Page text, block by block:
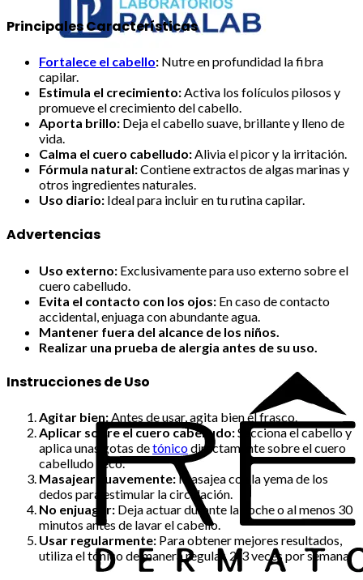
Principales Características
Fortalece el cabello: Nutre en profundidad la fibra
capilar.
Estimula el crecimiento:Activa los folículos pilosos y
promueve el crecimiento del cabello.
Aporta brillo: Deja el cabello suave, brillante y lleno de
vida.
Calma el cuero cabelludo:Alivia el picor y la irritación.
Fórmula natural:Contiene extractos de algas marinas y
otros ingredientes naturales.
Uso diario: Ideal para incluir en tu rutina capilar.
Advertencias
Uso externo: Exclusivamente para uso externo sobre el
cuero cabelludo.
Evita el contacto con los ojos: En caso de contacto
accidental, enjuaga con abundante agua.
Mantener fuera del alcance de los niños.
Realizar una prueba de alergia antes de su uso.
Instrucciones de Uso
Agitar bien:Antes de usar, agita bien el frasco.
Aplicar sobre el cuero cabelludo:Secciona el cabello y
aplica unas gotas detónicodirectamente sobre el cuero
cabelludo seco.
Masajear suavemente:Masajea con la yema de los
dedos para estimular la circulación.
No enjuagar: Deja actuar durante la noche o al menos 30
minutos antes de lavar el cabello.
Usar regularmente: Para obtener mejores resultados,
utiliza el tónico de manera regular, 2-3 veces por semana.